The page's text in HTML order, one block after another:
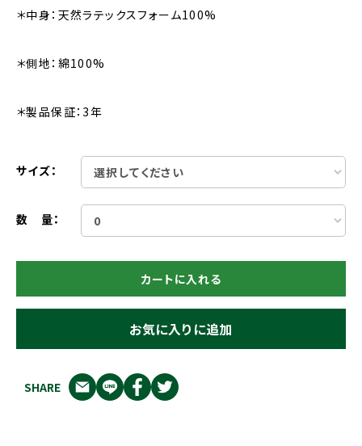
＊中身：天然ラテックスフォーム100%
＊側地：綿100%
＊製品保証：3年
サイズ：
数 量：
カートに入れる
お気に入りに追加
SHARE